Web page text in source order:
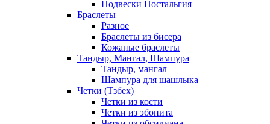
Подвески Ностальгия
Браслеты
Разное
Браслеты из бисера
Кожаные браслеты
Тандыр, Мангал, Шампура
Тандыр, мангал
Шампура для шашлыка
Четки (Тзбех)
Четки из кости
Четки из эбонита